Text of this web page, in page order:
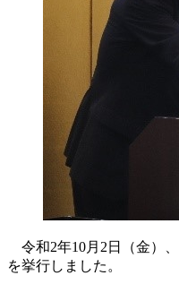
令和2年10月2日（金）
を挙行しました。